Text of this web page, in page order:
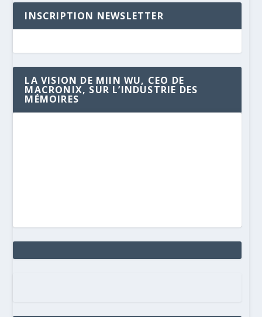
INSCRIPTION NEWSLETTER
LA VISION DE MIIN WU, CEO DE
MACRONIX, SUR L’INDUSTRIE DES
MÉMOIRES